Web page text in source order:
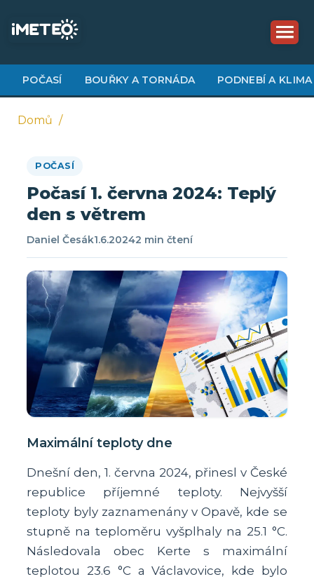
obsahu
POČASÍ BOUŘKY A TORNÁDA PODNEBÍ A KLIMA
navigace
Domů
POČASÍ
Počasí 1. června 2024: Teplý
den s větrem
Daniel Česák1.6.20242 min čtení
Maximální teploty dne
Dnešní den, 1. června 2024, přinesl v České
republice příjemné teploty. Nejvyšší
teploty byly zaznamenány v Opavě, kde se
stupně na teploměru vyšplhaly na 25.1 °C.
Následovala obec Kerte s maximální
teplotou 23.6 °C a Václavovice, kde bylo